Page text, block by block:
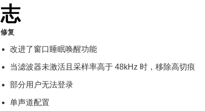
志
修复
改进了窗口睡眠唤醒功能
当滤波器未激活且采样率高于 48kHz 时，移除高切痕
部分用户无法登录
单声道配置